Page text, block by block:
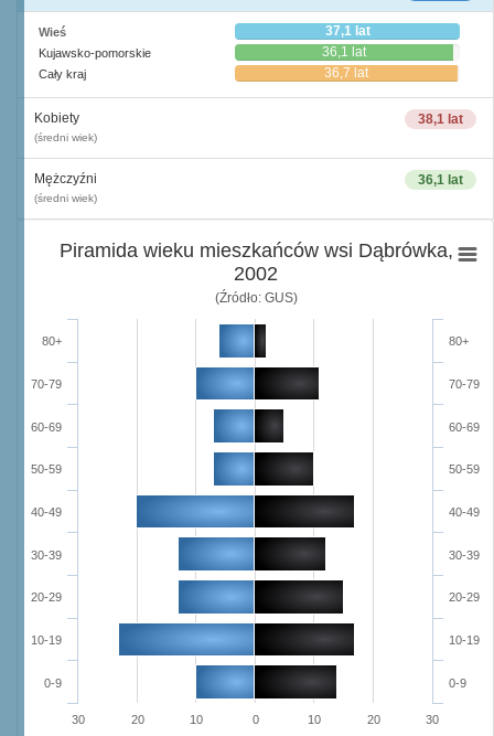
Wieś 37,1 lat
Kujawsko-pomorskie 36,1 lat
Cały kraj 36,7 lat
38,1 lat
Kobiety
(średni wiek)
36,1 lat
Mężczyźni
(średni wiek)
Piramida wieku mieszkańców wsi Dąbrówka,
2002
(Źródło: GUS)
0-9
10-19
20-29
30-39
40-49
50-59
60-69
70-79
80+
0-9
10-19
20-29
30-39
40-49
50-59
60-69
70-79
80+
30 20 10 0 10 20 30